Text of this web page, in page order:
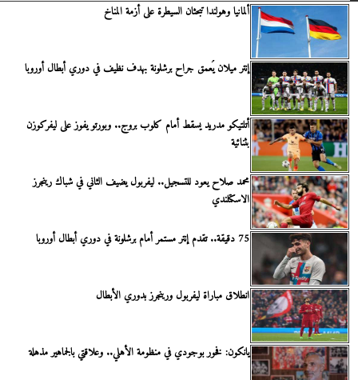
ألمانيا وهولندا تبحثان السيطرة على أزمة المناخ
إنتر ميلان يُعمق جراح برشلونة بهدف نظيف في دوري أبطال أوروبا
أتلتيكو مدريد يسقط أمام كلوب بروج.. وبورتو يفوز على ليفركوزن
بثنائية
محمد صلاح يعود للتسجيل.. ليفربول يضيف الثاني في شباك رينجرز
الاسكتلندي
75 دقيقة.. تقدم إنتر مستمر أمام برشلونة في دوري أبطال أوروبا
انطلاق مباراة ليفربول ورينجرز بدوري الأبطال
يانكون: فخور بوجودي في منظومة الأهلي.. وعلاقتي بالجماهير مذهلة